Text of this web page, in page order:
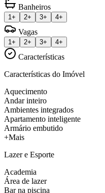
Banheiros
1+ 2+ 3+ 4+
Vagas
1+ 2+ 3+ 4+
Características
Características do Imóvel
Aquecimento
Andar inteiro
Ambientes integrados
Apartamento inteligente
Armário embutido
+Mais
Lazer e Esporte
Academia
Área de lazer
Bar na piscina